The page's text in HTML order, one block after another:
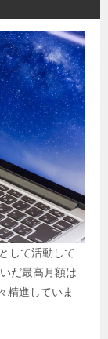
して活動して
だ最高月額は
精進していま